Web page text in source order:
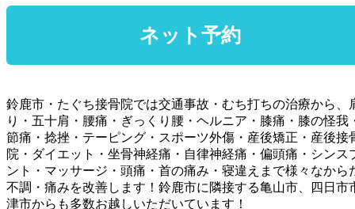
鈴鹿市・たぐち接骨院では交通事故・むち打ちの治療から、
り・五十肩・腰痛・ぎっくり腰・ヘルニア・膝痛・膝の怪我
節痛・捻挫・テーピング・スポーツ外傷・産後矯正・産後接
院・ダイエット・坐骨神経痛・自律神経痛・偏頭痛・シンス
ント・マッサージ・頭痛・首の痛み・寝違えまで様々なから
不調・痛みを改善します！鈴鹿市に隣接する亀山市、四日市
津市からも多数お越しいただいています！